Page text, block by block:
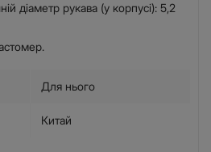
діаметр рукава (у корпусі): 5,2
Для нього
Китай